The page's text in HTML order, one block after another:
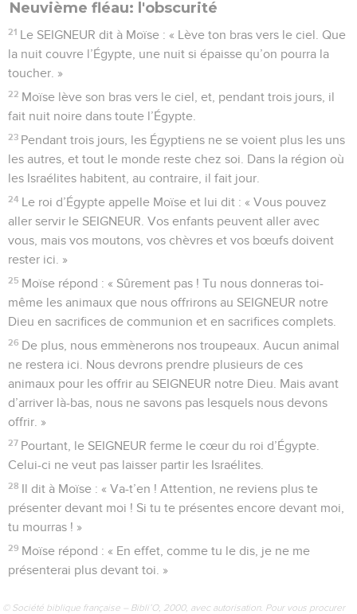
Neuvième fléau: l'obscurité
21 Le SEIGNEUR dit à Moïse : « Lève ton bras vers le ciel. Que
la nuit couvre l’Égypte, une nuit si épaisse qu’on pourra la
toucher. »
22 Moïse lève son bras vers le ciel, et, pendant trois jours, il
fait nuit noire dans toute l’Égypte.
23 Pendant trois jours, les Égyptiens ne se voient plus les uns
les autres, et tout le monde reste chez soi. Dans la région où
les Israélites habitent, au contraire, il fait jour.
24 Le roi d’Égypte appelle Moïse et lui dit : « Vous pouvez
aller servir le SEIGNEUR. Vos enfants peuvent aller avec
vous, mais vos moutons, vos chèvres et vos bœufs doivent
rester ici. »
25 Moïse répond : « Sûrement pas ! Tu nous donneras toi-
même les animaux que nous offrirons au SEIGNEUR notre
Dieu en sacrifices de communion et en sacrifices complets.
26 De plus, nous emmènerons nos troupeaux. Aucun animal
ne restera ici. Nous devrons prendre plusieurs de ces
animaux pour les offrir au SEIGNEUR notre Dieu. Mais avant
d’arriver là-bas, nous ne savons pas lesquels nous devons
offrir. »
27 Pourtant, le SEIGNEUR ferme le cœur du roi d’Égypte.
Celui-ci ne veut pas laisser partir les Israélites.
28 Il dit à Moïse : « Va-t’en ! Attention, ne reviens plus te
présenter devant moi ! Si tu te présentes encore devant moi,
tu mourras ! »
29 Moïse répond : « En effet, comme tu le dis, je ne me
présenterai plus devant toi. »
© Société biblique française – Bibli’O, 2000, avec autorisation. Pour vous procurer